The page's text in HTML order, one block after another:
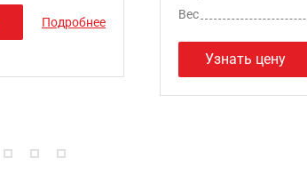
Подробнее
Вес
Узнать цену